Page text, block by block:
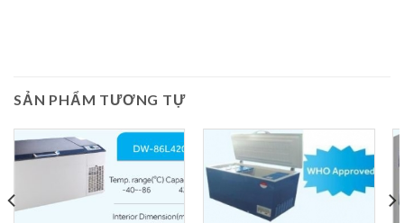
SẢN PHẨM TƯƠNG TỰ